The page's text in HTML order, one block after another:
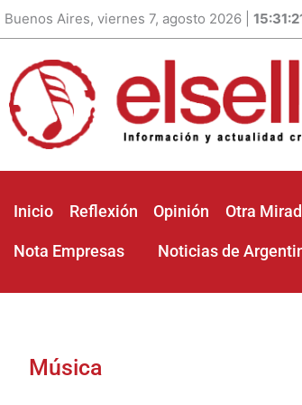
Buenos Aires, viernes 7, agosto 2026 |
Inicio Reflexión Opinión Otra
Nota Empresas Noticias de
Música